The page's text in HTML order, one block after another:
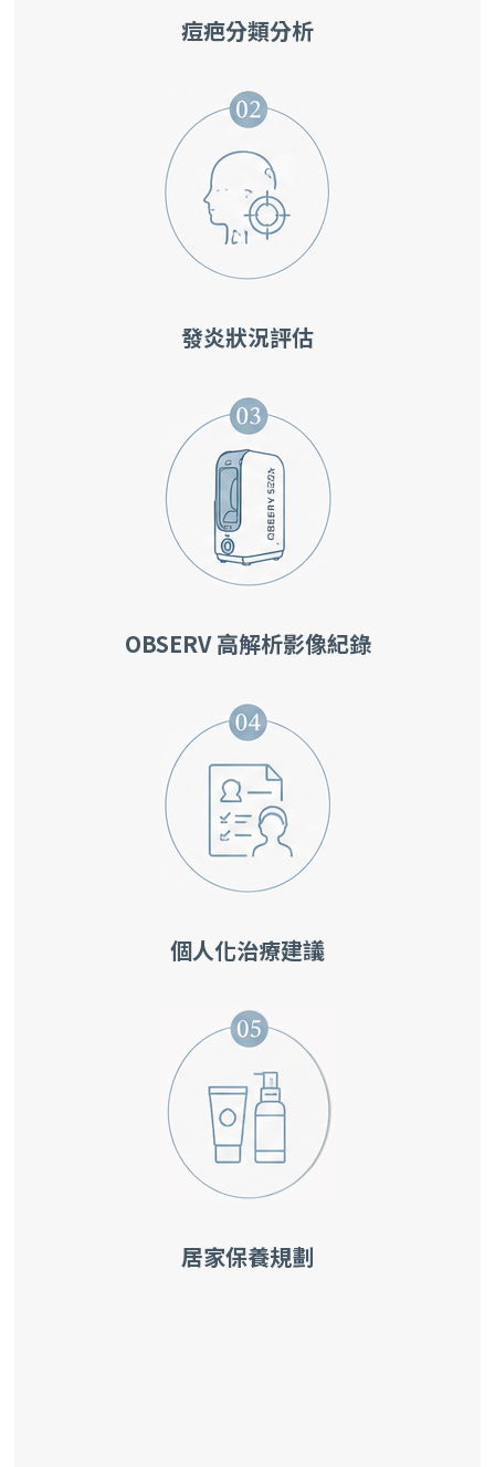
痘疤分類分析
發炎狀況評估
OBSERV 高解析影像紀錄
個人化治療建議
居家保養規劃